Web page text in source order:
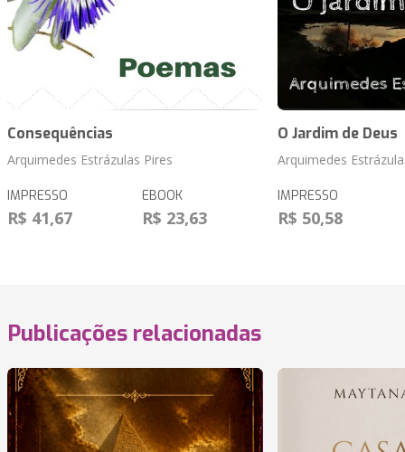
Consequências
Arquimedes Estrázulas Pires
IMPRESSO
R$ 41,67
EBOOK
R$ 23,63
O Jardim de Deus
Arquimedes
IMPRESSO
R$ 50,58
Publicações relacionadas